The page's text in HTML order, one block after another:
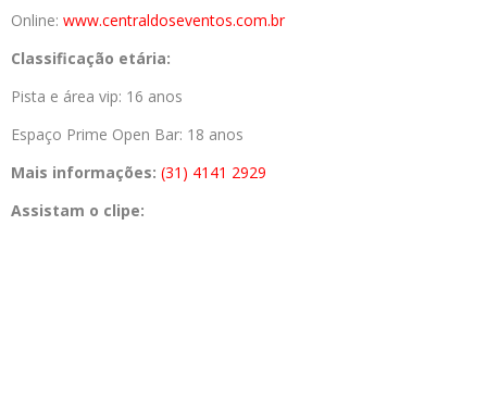
Online: www.centraldoseventos.com.br
Classificação etária:
Pista e área vip: 16 anos
Espaço Prime Open Bar: 18 anos
Mais informações: (31) 4141 2929
Assistam o clipe: